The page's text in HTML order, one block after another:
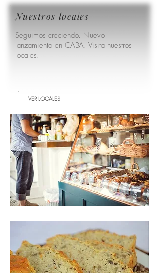
Nuestros locales
Seguimos creciendo. Nuevo
lanzamiento en CABA. Visita nuestros
locales.
VER LOCALES